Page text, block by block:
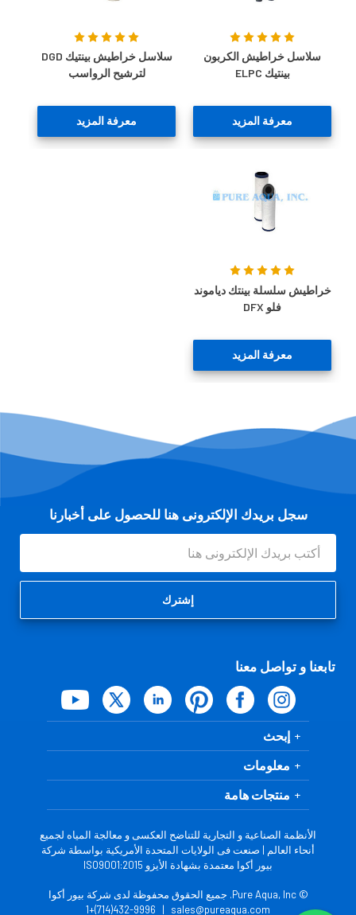
سلاسل خراطيش الكربون
بينتيك ELPC
معرفة المزيد
سلاسل خراطيش بينتيك DGD
لترشيح الرواسب
معرفة المزيد
خراطيش سلسلة بينتك دياموند
فلو DFX
معرفة المزيد
سجل بريدك الإلكترونى هنا للحصول على أخبارنا
عنوان
البريد
الإلكتروني
تابعنا و تواصل معنا
إبحث
معلومات
منتجات هامة
الأنظمة الصناعية و التجارية للتناضح العكسى و معالجة المياه لجميع
أنحاء العالم | صنعت فى الولايات المتحدة الأمريكية بواسطة شركة
بيور أكوا معتمدة بشهادة الأيزو ISO9001:2015
© Pure Aqua, Inc. جميع الحقوق محفوظة لدى شركة بيور أكوا
sales@pureaqua.com
|
432-9996(714)+1